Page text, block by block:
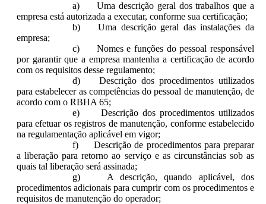
a) Uma descrição geral dos trabalhos que a
empresa está autorizada a executar, conforme sua certificação;
b) Uma descrição geral das instalações da
empresa;
c) Nomes e funções do pessoal responsável
por garantir que a empresa mantenha a certificação de acordo
com os requisitos desse regulamento;
d) Descrição dos procedimentos utilizados
para estabelecer as competências do pessoal de manutenção, de
acordo com o RBHA 65;
e) Descrição dos procedimentos utilizados
para efetuar os registros de manutenção, conforme estabelecido
na regulamentação aplicável em vigor;
f) Descrição de procedimentos para preparar
a liberação para retorno ao serviço e as circunstâncias sob as
quais tal liberação será assinada;
g) A descrição, quando aplicável, dos
procedimentos adicionais para cumprir com os procedimentos e
requisitos de manutenção do operador;